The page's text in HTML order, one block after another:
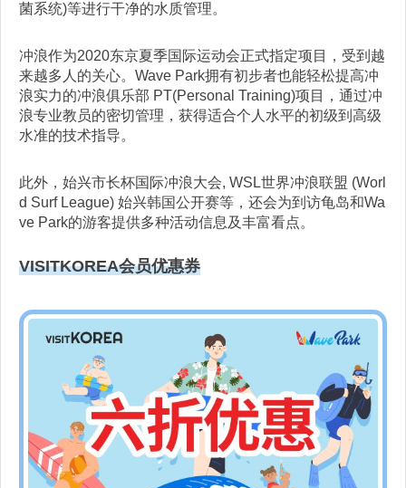
菌系统)等进行干净的水质管理。
冲浪作为2020东京夏季国际运动会正式指定项目，受到越
来越多人的关心。Wave Park拥有初步者也能轻松提高冲
浪实力的冲浪俱乐部 PT(Personal Training)项目，通过冲
浪专业教员的密切管理，获得适合个人水平的初级到高级
水准的技术指导。
此外，始兴市长杯国际冲浪大会, WSL世界冲浪联盟 (Worl
d Surf League) 始兴韩国公开赛等，还会为到访龟岛和Wa
ve Park的游客提供多种活动信息及丰富看点。
VISITKOREA会员优惠券